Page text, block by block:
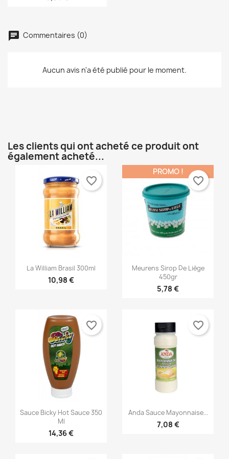
add_circle_outline Créer une nouvelle liste
Commentaires (0)
Aucun avis n'a été publié pour le moment.
Les clients qui ont acheté ce produit ont
également acheté...
Aperçu rapide
La William Brasil 300ml
10,98 €
favorite_border
Aperçu rapide
Meurens Sirop De Liège
450gr
5,78 €
PROMO !
favorite_border
Aperçu rapide
Sauce Bicky Hot Sauce 350
Ml
14,36 €
favorite_border
Aperçu rapide
Anda Sauce Mayonnaise...
7,08 €
favorite_border